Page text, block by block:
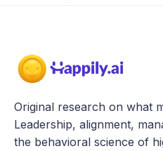
Original research on what
Leadership, alignment,
the behavioral science of